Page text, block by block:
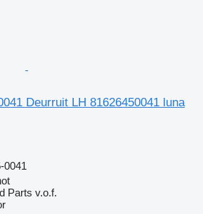
Deurruit LH 81626450041 luna
0041
Parts v.o.f.